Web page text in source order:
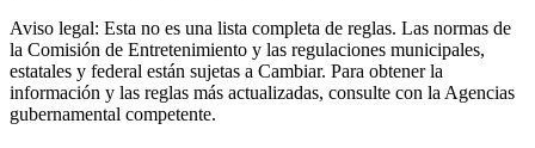
Aviso legal: Esta no es una lista completa de reglas. Las normas de
la Comisión de Entretenimiento y las regulaciones municipales,
estatales y federal están sujetas a Cambiar. Para obtener la
información y las reglas más actualizadas, consulte con la Agencias
gubernamental competente.